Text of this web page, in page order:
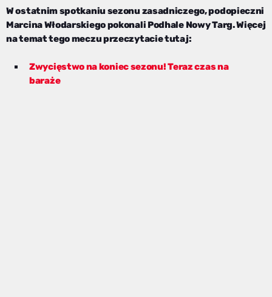
W ostatnim spotkaniu sezonu zasadniczego, podopieczni
Marcina Włodarskiego pokonali Podhale Nowy Targ. Więcej
na temat tego meczu przeczytacie tutaj:
Zwycięstwo na koniec sezonu! Teraz czas na
baraże